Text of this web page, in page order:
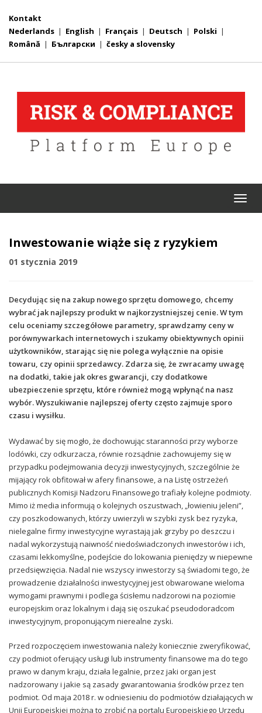
Kontakt
Nederlands | English | Français | Deutsch | Polski |
Română | Български | česky a slovensky
Inwestowanie wiąże się z ryzykiem
01 stycznia 2019
Decydując się na zakup nowego sprzętu domowego, chcemy
wybrać jak najlepszy produkt w najkorzystniejszej cenie. W tym
celu oceniamy szczegółowe parametry, sprawdzamy ceny w
porównywarkach internetowych i szukamy obiektywnych opinii
użytkowników, starając się nie polega wyłącznie na opisie
towaru, czy opinii sprzedawcy. Zdarza się, że zwracamy uwagę
na dodatki, takie jak okres gwarancji, czy dodatkowe
ubezpieczenie sprzętu, które również mogą wpłynąć na nasz
wybór. Wyszukiwanie najlepszej oferty często zajmuje sporo
czasu i wysiłku.
Wydawać by się mogło, że dochowując staranności przy wyborze
lodówki, czy odkurzacza, równie rozsądnie zachowujemy się w
przypadku podejmowania decyzji inwestycyjnych, szczególnie że
mijający rok obfitował w afery finansowe, a na Listę ostrzeżeń
publicznych Komisji Nadzoru Finansowego trafiały kolejne podmioty.
Mimo iż media informują o kolejnych oszustwach, „łowieniu jeleni”,
czy poszkodowanych, którzy uwierzyli w szybki zysk bez ryzyka,
nielegalne firmy inwestycyjne wyrastają jak grzyby po deszczu i
nadal wykorzystują naiwność niedoświadczonych inwestorów i ich,
czasami lekkomyślne, podejście do lokowania pieniędzy w niepewne
przedsięwzięcia. Nadal nie wszyscy inwestorzy są świadomi tego, że
prowadzenie działalności inwestycyjnej jest obwarowane wieloma
wymogami prawnymi i podlega ścisłemu nadzorowi na poziomie
europejskim oraz lokalnym i dają się oszukać pseudodoradcom
inwestycyjnym, proponującym nierealne zyski.
Przed rozpoczęciem inwestowania należy koniecznie zweryfikować,
czy podmiot oferujący usługi lub instrumenty finansowe ma do tego
prawo w danym kraju, działa legalnie, przez jaki organ jest
nadzorowany i jakie są zasady gwarantowania środków przez ten
podmiot. Od maja 2018 r. w odniesieniu do podmiotów działających w
Unii Europejskiej można to zrobić na portalu Europejskiego Urzędu